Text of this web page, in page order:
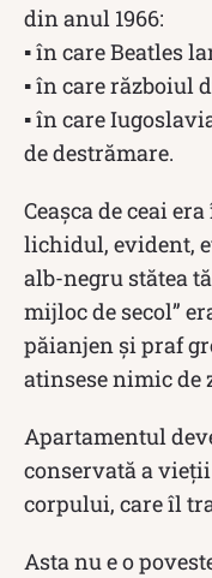
din anul 1966:
▪ în care Beatles
▪ în care războiul
▪ în care
de destrămare.
Ceașca de ceai
lichidul, evident,
alb-negru stătea
mijloc de secol”
păianjen și praf
atinsese nimic de
Apartamentul
conservată a
corpului, care îl
Asta nu e o